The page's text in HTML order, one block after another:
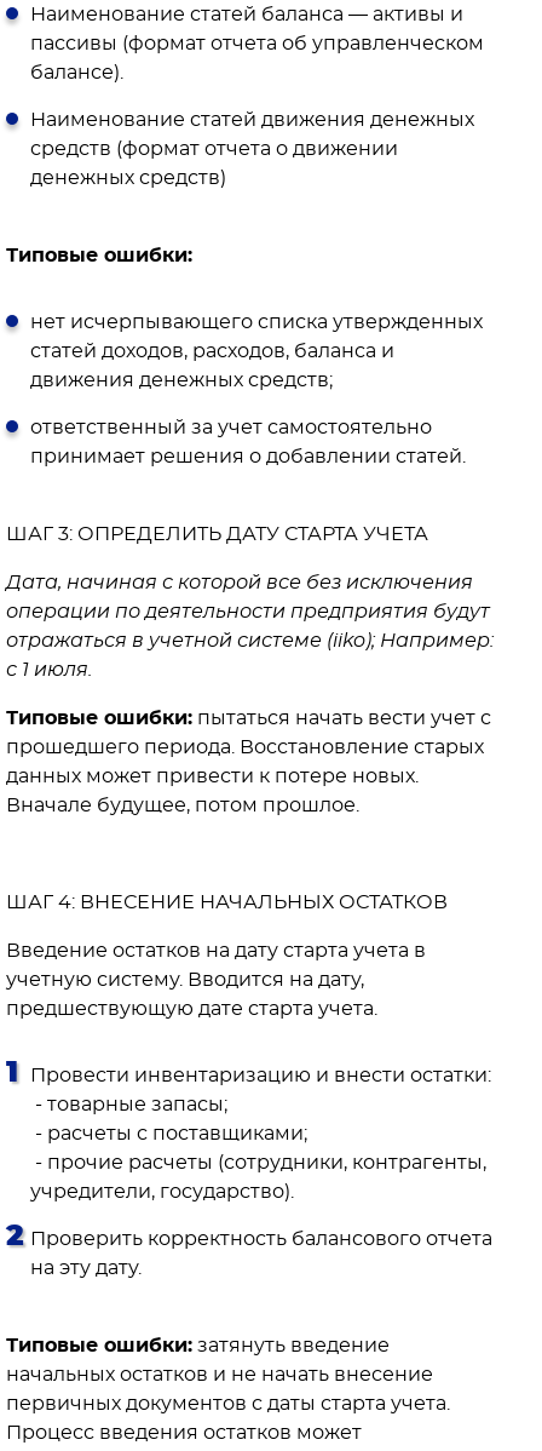
Наименование статей баланса — активы и
пассивы (формат отчета об управленческом
балансе).
Наименование статей движения денежных
средств (формат отчета о движении
денежных средств)
Типовые ошибки:
нет исчерпывающего списка утвержденных
статей доходов, расходов, баланса и
движения денежных средств;
ответственный за учет самостоятельно
принимает решения о добавлении статей.
ШАГ 3: ОПРЕДЕЛИТЬ ДАТУ СТАРТА УЧЕТА
Дата, начиная с которой все без исключения
операции по деятельности предприятия будут
отражаться в учетной системе (iiko); Например:
с 1 июля.
Типовые ошибки: пытаться начать вести учет с
прошедшего периода. Восстановление старых
данных может привести к потере новых.
Вначале будущее, потом прошлое.
ШАГ 4: ВНЕСЕНИЕ НАЧАЛЬНЫХ ОСТАТКОВ
Введение остатков на дату старта учета в
учетную систему. Вводится на дату,
предшествующую дате старта учета.
Провести инвентаризацию и внести остатки:
- товарные запасы;
- расчеты с поставщиками;
- прочие расчеты (сотрудники, контрагенты,
учредители, государство).
Проверить корректность балансового отчета
на эту дату.
Типовые ошибки: затянуть введение
начальных остатков и не начать внесение
первичных документов с даты старта учета.
Процесс введения остатков может